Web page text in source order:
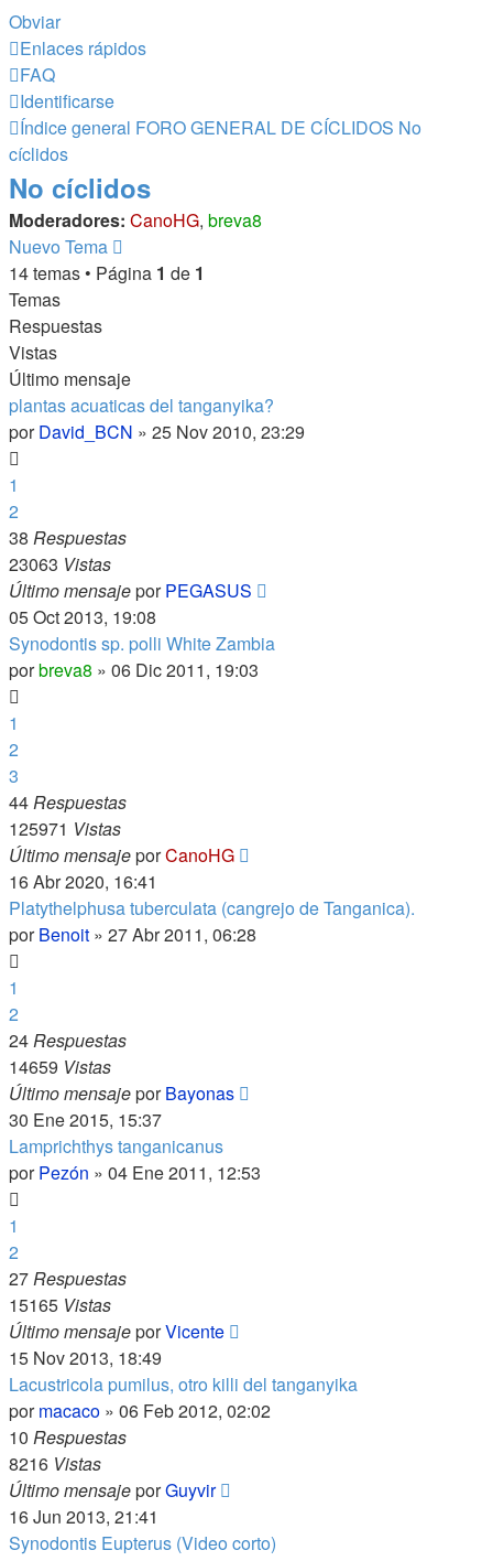
Obviar
Enlaces rápidos
FAQ
Identificarse
Índice general FORO GENERAL DE CÍCLIDOS No
cíclidos
No cíclidos
Moderadores: CanoHG, breva8
Nuevo Tema
14 temas • Página 1 de 1
Temas
Respuestas
Vistas
Último mensaje
plantas acuaticas del tanganyika?
porDavid_BCN » 25 Nov 2010, 23:29
1
2
38 Respuestas
23063 Vistas
Último mensajeporPEGASUS
05 Oct 2013, 19:08
Synodontis sp. polli White Zambia
porbreva8 » 06 Dic 2011, 19:03
1
2
3
44Respuestas
125971 Vistas
Último mensajeporCanoHG
16 Abr 2020, 16:41
Platythelphusa tuberculata (cangrejo de Tanganica).
porBenoit » 27 Abr 2011, 06:28
1
2
24Respuestas
14659 Vistas
Último mensajeporBayonas
30 Ene 2015, 15:37
Lamprichthys tanganicanus
porPezón » 04 Ene 2011, 12:53
1
2
27Respuestas
15165 Vistas
Último mensajeporVicente
15 Nov 2013, 18:49
Lacustricola pumilus, otro killi del tanganyika
pormacaco » 06 Feb 2012, 02:02
10 Respuestas
8216 Vistas
Último mensajeporGuyvir
16 Jun 2013, 21:41
Synodontis Eupterus (Video corto)